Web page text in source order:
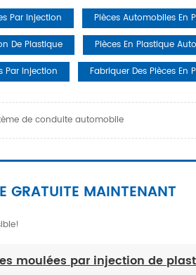
Par Injection
Pièces Automobiles En
De Plastique
Pièces En Plastique
Par Injection
Fabriquer Des Pièces
de conduite automobile
GRATUITE MAINTENANT
moulées par injection de